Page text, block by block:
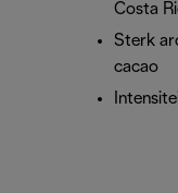
Costa
Sterk
cacao